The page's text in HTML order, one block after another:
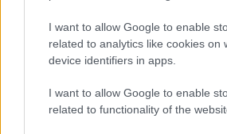
I want to allow Google to enable
related to analytics like cookies on
device identifiers in apps.
I want to allow Google to enable
related to functionality of the
Με Κούλη
Θα πεθάνουμε ούλοι.μπε
Απαντήστε